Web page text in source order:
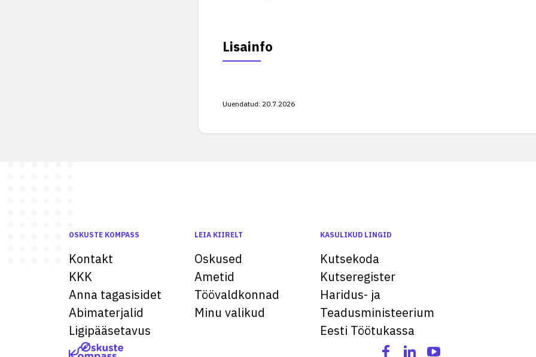
Lisainfo
Uuendatud: 20.7.2026
OSKUSTE KOMPASS
Kontakt
KKK
Anna tagasisidet
Abimaterjalid
Ligipääsetavus
LEIA KIIRELT
Oskused
Ametid
Töövaldkonnad
Minu valikud
KASULIKUD LINGID
Kutsekoda
Kutseregister
Haridus- ja
Teadusministeerium
Eesti Töötukassa